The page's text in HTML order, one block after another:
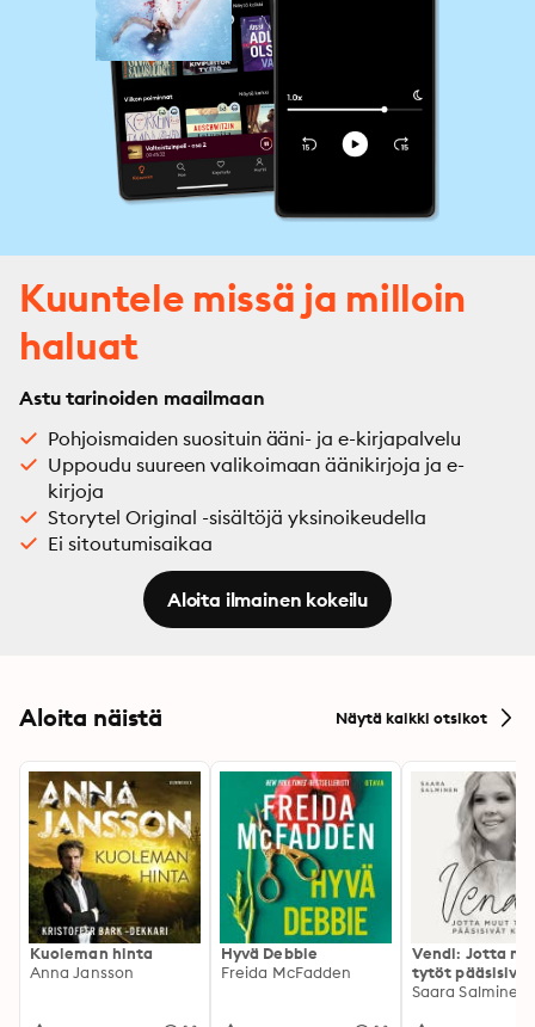
Kuuntele missä ja milloin
haluat
Astu tarinoiden maailmaan
Pohjoismaiden suosituin ääni- ja e-kirjapalvelu
Uppoudu suureen valikoimaan äänikirjoja ja e-
kirjoja
Storytel Original -sisältöjä yksinoikeudella
Ei sitoutumisaikaa
Aloita ilmainen kokeilu
Aloita näistä Näytä kaikki otsikot
Kuoleman hinta
Anna Jansson
Hyvä Debbie
Freida McFadden
Vendi: Jotta
tytöt pääsisivät
kotiin
Saara Salminen